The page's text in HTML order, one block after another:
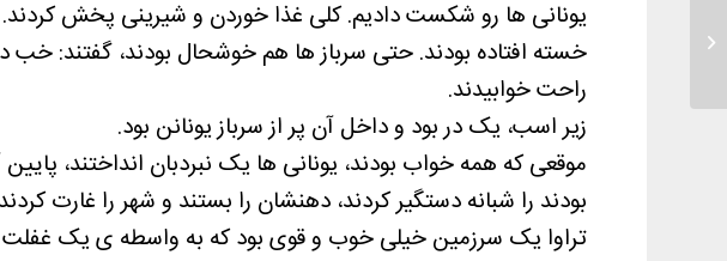
یونانی ها رو شکست دادیم. کلی غذا خوردن و شیرینی پخش
خسته افتاده بودند. حتی سرباز ها هم خوشحال بودند، گفتند:
راحت خوابیدند.
زیر اسب، یک در بود و داخل آن پر از سرباز یونانن بود.
موقعی که همه خواب بودند، یونانی ها یک نبردبان انداختند،
بودند را شبانه دستگیر کردند، دهنشان را بستند و شهر را غارت
تراوا یک سرزمین خیلی خوب و قوی بود که به واسطه ی یک
تدبر در سوره ناس برای کودکان